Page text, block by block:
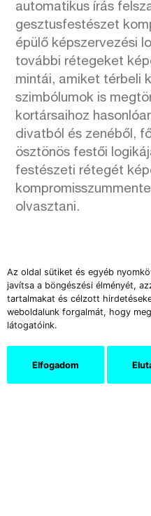
Az oldal sütiket és egyéb
javítsa a böngészési élményét,
tartalmakat és célzott
weboldalunk forgalmát, hogy
látogatóink.
Elfogadom
automatikus írás
gesztusfestészet
épülő képszervezési
további rétegeket
mintái, amiket térbeli
szimbólumok is
kortársaihoz
divatból és zenéből,
ösztönös festői
festészeti rétegét
olvasztani.
Támogatók